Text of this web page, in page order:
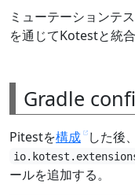
ミューテーションテ
を通じてKotestと統合
Gradle
Pitestを構成 した後
ールを追加する。